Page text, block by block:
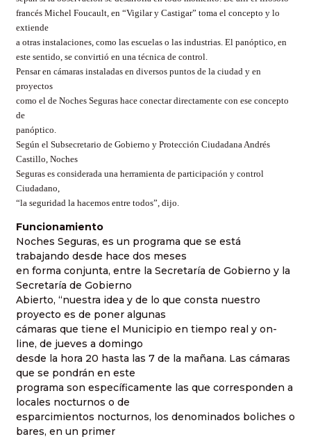
francés Michel Foucault, en “Vigilar y Castigar” toma el concepto y lo
extiende
a otras instalaciones, como las escuelas o las industrias. El panóptico, en
este sentido, se convirtió en una técnica de control.
Pensar en cámaras instaladas en diversos puntos de la ciudad y en
proyectos
como el de Noches Seguras hace conectar directamente con ese concepto
de
panóptico.
Según el Subsecretario de Gobierno y Protección Ciudadana Andrés
Castillo, Noches
Seguras es considerada una herramienta de participación y control
Ciudadano,
“la seguridad la hacemos entre todos”, dijo.
Funcionamiento
Noches Seguras, es un programa que se está
trabajando desde hace dos meses
en forma conjunta, entre la Secretaría de Gobierno y la
Secretaría de Gobierno
Abierto, “nuestra idea y de lo que consta nuestro
proyecto es de poner algunas
cámaras que tiene el Municipio en tiempo real y on-
line, de jueves a domingo
desde la hora 20 hasta las 7 de la mañana. Las cámaras
que se pondrán en este
programa son específicamente las que corresponden a
locales nocturnos o de
esparcimientos nocturnos, los denominados boliches o
bares, en un primer